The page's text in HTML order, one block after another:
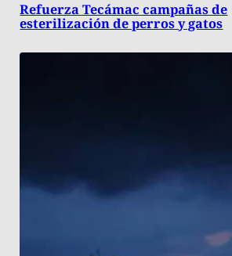
Refuerza Tecámac campañas de
esterilización de perros y gatos